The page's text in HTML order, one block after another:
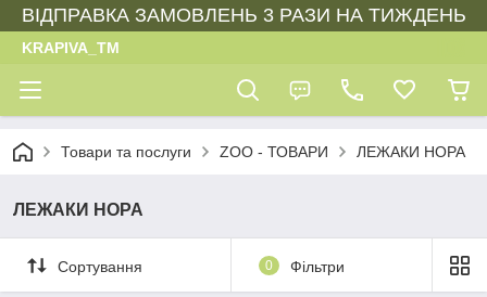
ВІДПРАВКА ЗАМОВЛЕНЬ 3 РАЗИ НА ТИЖДЕНЬ
KRAPIVA_TM
Товари та послуги ZOO - ТОВАРИ ЛЕЖАКИ НОРА
ЛЕЖАКИ НОРА
Сортування 0 Фільтри